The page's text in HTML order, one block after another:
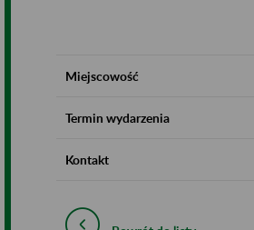
Miejscowość
Termin wydarzenia
Kontakt